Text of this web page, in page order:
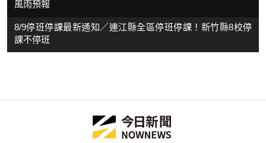
風雨預報
8/9停班停課最新通知／連江縣全區停班停課！新竹縣8校停
課不停班